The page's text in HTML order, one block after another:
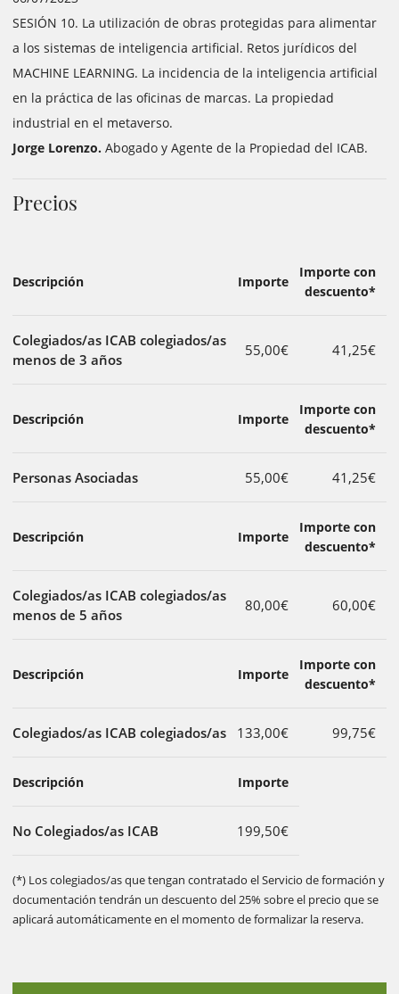
SESIÓN 10. La utilización de obras protegidas para alimentar
a los sistemas de inteligencia artificial. Retos jurídicos del
MACHINE LEARNING. La incidencia de la inteligencia artificial
en la práctica de las oficinas de marcas. La propiedad
industrial en el metaverso.
Jorge Lorenzo. Abogado y Agente de la Propiedad del ICAB.
Precios
Descripción Importe
Importe con
descuento*
Colegiados/as ICAB colegiados/as
menos de 3 años
55,00€ 41,25€
Descripción Importe
Importe con
descuento*
Personas Asociadas 55,00€ 41,25€
Descripción Importe
Importe con
descuento*
Colegiados/as ICAB colegiados/as
menos de 5 años
80,00€ 60,00€
Descripción Importe
Importe con
descuento*
Colegiados/as ICAB colegiados/as 133,00€ 99,75€
Descripción Importe
No Colegiados/as ICAB 199,50€
(*) Los colegiados/as que tengan contratado el Servicio de formación y
documentación tendrán un descuento del 25% sobre el precio que se
aplicará automáticamente en el momento de formalizar la reserva.